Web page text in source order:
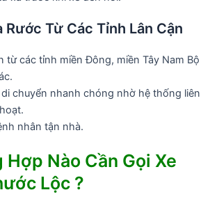
Từ Các Tỉnh Lân Cận
từ các tỉnh miền Đông, miền Tây Nam Bộ
chuyển nhanh chóng nhờ hệ thống liên
nhân tận nhà.
Nào Cần Gọi Xe
Lộc ?